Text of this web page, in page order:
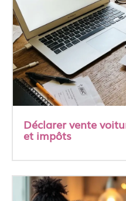
Déclarer vente
et impôts